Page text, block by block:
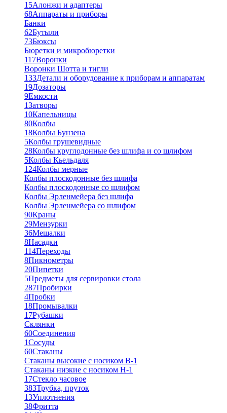
15Алонжи и адаптеры
68Аппараты и приборы
Банки
62Бутыли
73Бюксы
Бюретки и микробюретки
117Воронки
Воронки Шотта и тигли
133Детали и оборудование к приборам и аппаратам
19Дозаторы
9Емкости
1Затворы
10Капельницы
80Колбы
18Колбы Бунзена
5Колбы грушевидные
28Колбы круглодонные без шлифа и со шлифом
5Колбы Кьельдаля
124Колбы мерные
Колбы плоскодонные без шлифа
Колбы плоскодонные со шлифом
Колбы Эрленмейера без шлифа
Колбы Эрленмейера со шлифом
90Краны
29Мензурки
36Мешалки
8Насадки
114Переходы
8Пикнометры
20Пипетки
5Предметы для сервировки стола
287Пробирки
4Пробки
18Промывалки
17Рубашки
Склянки
60Соединения
1Сосуды
60Стаканы
Стаканы высокие с носиком В-1
Стаканы низкие с носиком Н-1
17Стекло часовое
383Трубка, пруток
13Уплотнения
38Фритта